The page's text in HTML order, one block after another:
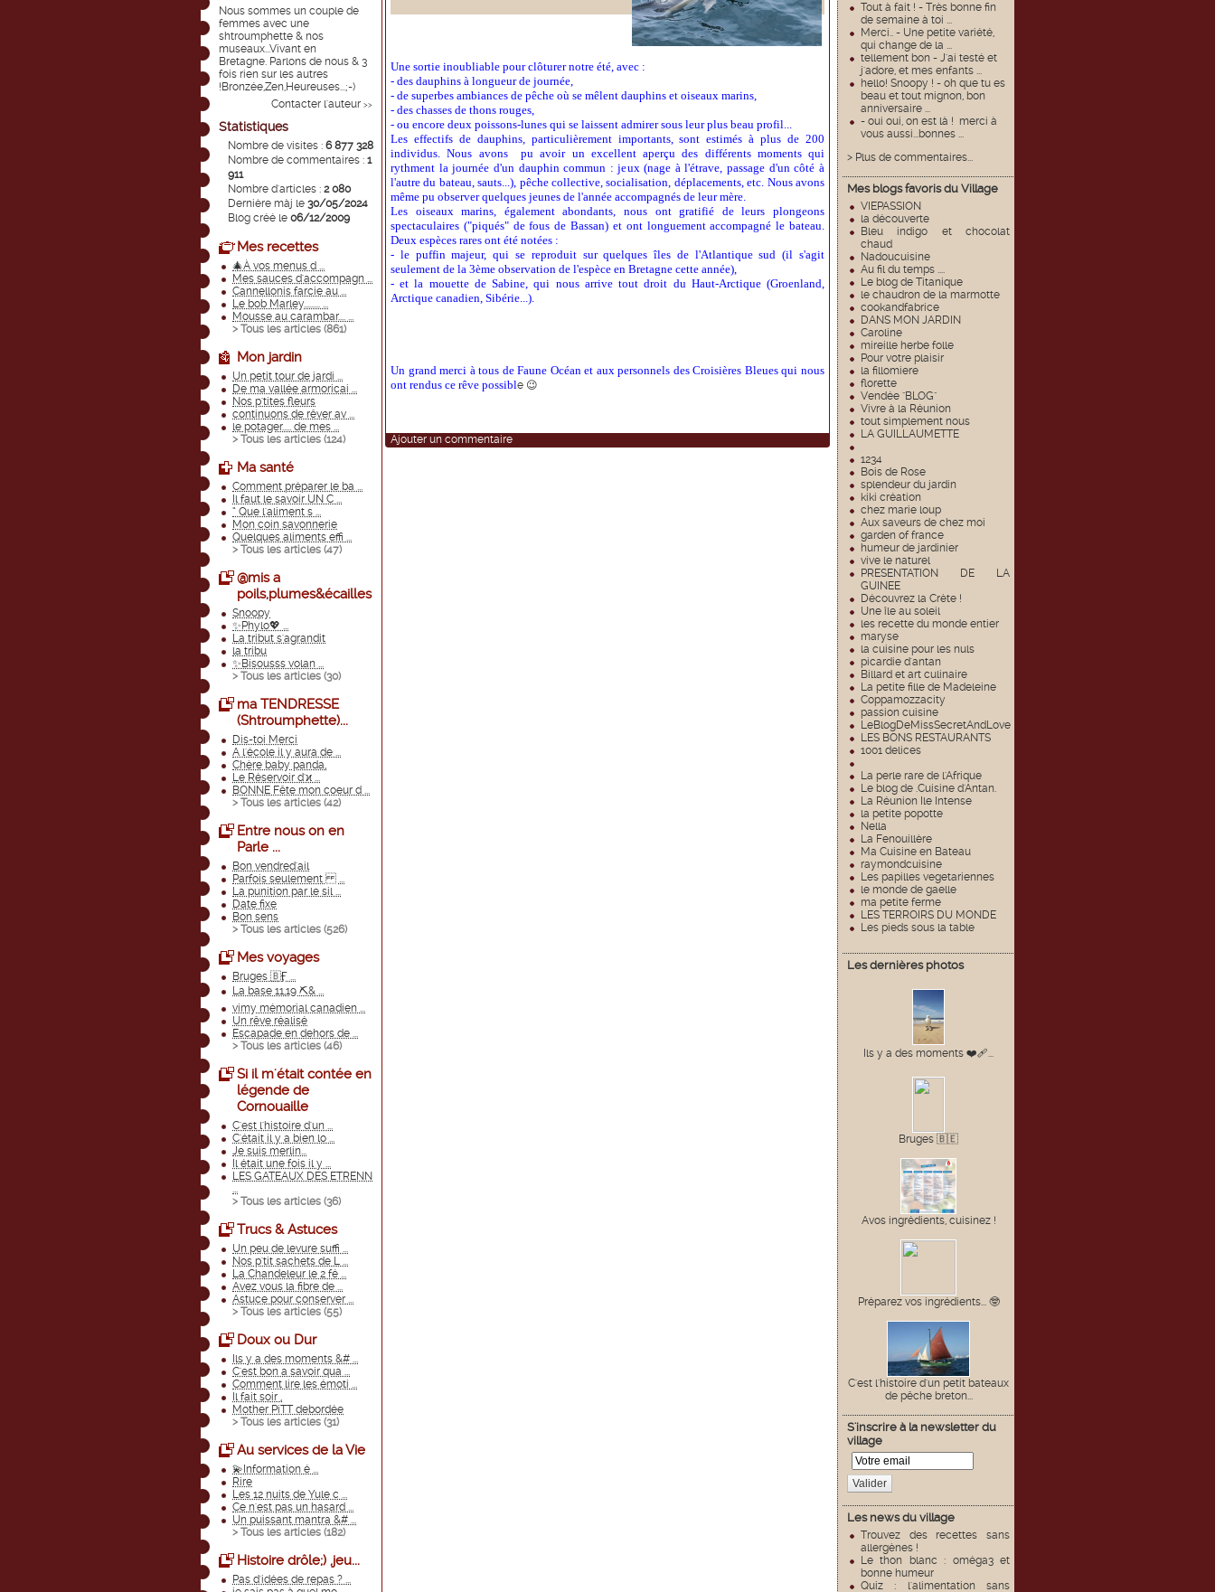
Tout à fait ! - Très bonne fin
de semaine à toi ...
Merci.. - Une petite variété,
qui change de la ...
tellement bon - J'ai testé et
j'adore, et mes enfants ...
hello! Snoopy ! - oh que tu es
beau et tout mignon, bon
anniversaire ...
- oui oui, on est là ! merci à
vous aussi...bonnes ...
> Plus de commentaires...
Mes blogs favoris du Village
VIEPASSION
la découverte
Bleu indigo et chocolat
chaud
Nadoucuisine
Au fil du temps ....
Le blog de Titanique
le chaudron de la marmotte
cookandfabrice
DANS MON JARDIN
Caroline
mireille herbe folle
Pour votre plaisir
la fillomiere
florette
Vendée "BLOG"
Vivre à la Réunion
tout simplement nous
LA GUILLAUMETTE
1234
Bois de Rose
splendeur du jardin
kiki création
chez marie loup
Aux saveurs de chez moi
garden of france
humeur de jardinier
vive le naturel
PRESENTATION DE LA
GUINEE
Découvrez la Crète !
Une île au soleil
les recette du monde entier
maryse
la cuisine pour les nuls
picardie d'antan
Billard et art culinaire
La petite fille de Madeleine
Coppamozzacity
passion cuisine
LeBlogDeMissSecretAndLove
LES BONS RESTAURANTS
1001 delices
La perle rare de l'Afrique
Le blog de .Cuisine d'Antan.
La Réunion Ile Intense
la petite popotte
Nella
La Fenouillère
Ma Cuisine en Bateau
raymondcuisine
Les papilles vegetariennes
le monde de gaelle
ma petite ferme
LES TERROIRS DU MONDE
Les pieds sous la table
Les dernières photos
Ils y a des moments ❤️🩹...
Bruges 🇧🇪
Avos ingrédients, cuisinez !
Préparez vos ingrédients... 🤓
C'est l'histoire d'un petit bateaux
de pêche breton...
S'inscrire à la newsletter du
village
Valider
Les news du village
Trouvez des recettes sans
allergènes !
Le thon blanc : oméga3 et
bonne humeur
Quiz : l'alimentation sans
Nous sommes un couple de
femmes avec une
shtroumphette & nos
museaux...Vivant en
Bretagne. Parlons de nous & 3
fois rien sur les autres
!Bronzée,Zen,Heureuses...;-)
Contacter l'auteur >>
Statistiques
Nombre de visites : 6 877 328
Nombre de commentaires : 1
911
Nombre d'articles : 2 080
Dernière màj le 30/05/2024
Blog créé le 06/12/2009
Mes recettes
🎄À vos menus d ...
Mes sauces d'accompagn ...
Cannellonis farcie au ...
Le bob Marley......... ...
Mousse au carambar.... ...
> Tous les articles (861)
Mon jardin
Un petit tour de jardi ...
De ma vallée armoricai ...
Nos p'tites fleurs
continuons de rêver av ...
le potager..... de mes ...
> Tous les articles (124)
Ma santé
Comment préparer le ba ...
Il faut le savoir UN C ...
“ Que l'aliment s ...
Mon coin savonnerie
Quelques aliments effi ...
> Tous les articles (47)
@mis a
poils,plumes&écailles
Snoopy
✨Phylo💖 ...
La tribut s'agrandit
la tribu
✨Bisousss volan ...
> Tous les articles (30)
ma TENDRESSE
(Shtroumphette)...
Dis-toi Merci
A l'école il y aura de ...
Chère baby panda,
Le Réservoir d'ϰ ...
BONNE Fête mon coeur d ...
> Tous les articles (42)
Entre nous on en
Parle ...
Bon vendred'ail
Parfois seulement ...
La punition par le sil ...
Date fixe
Bon sens
> Tous les articles (526)
Mes voyages
Bruges 🇧Ӻ ...
La base 11,19 ⛏& ...
vimy mémorial canadien ...
Un rêve réalisé
Escapade en dehors de ...
> Tous les articles (46)
Si il m'était contée en
légende de
Cornouaille
C'est l'histoire d'un ...
C'était il y a bien lo ...
Je suis merlin...
Il était une fois il y ...
LES GATEAUX DES ETRENN
...
> Tous les articles (36)
Trucs & Astuces
Un peu de levure suffi ...
Nos p'tit sachets de L ...
La Chandeleur le 2 fé ...
Avez vous la fibre de ...
Astuce pour conserver ...
> Tous les articles (55)
Doux ou Dur
Ils y a des moments &# ...
C'est bon a savoir qua ...
Comment lire les émoti ...
Il fait soir ,
Mother PiTT debordée
> Tous les articles (31)
Au services de la Vie
💫Information é ...
Rire
Les 12 nuits de Yule c ...
Ce n'est pas un hasard ...
Un puissant mantra &# ...
> Tous les articles (182)
Histoire drôle;) ,jeu...
Pas d'idées de repas ? ...
Une sortie inoubliable pour clôturer notre été, avec :
- des dauphins à longueur de journée,
- de superbes ambiances de pêche où se mêlent dauphins et oiseaux marins,
- des chasses de thons rouges,
- ou encore deux poissons-lunes qui se laissent admirer sous leur plus beau profil...
Les effectifs de dauphins, particulièrement importants, sont estimés à plus de 200
individus. Nous avons pu avoir un excellent aperçu des différents moments qui
rythment la journée d'un dauphin commun : jeux (nage à l'étrave, passage d'un côté à
l'autre du bateau, sauts...), pêche collective, socialisation, déplacements, etc. Nous avons
même pu observer quelques jeunes de l'année accompagnés de leur mère.
Les oiseaux marins, également abondants, nous ont gratifié de leurs plongeons
spectaculaires ("piqués" de fous de Bassan) et ont longuement accompagné le bateau.
Deux espèces rares ont été notées :
- le puffin majeur, qui se reproduit sur quelques îles de l'Atlantique sud (il s'agit
seulement de la 3ème observation de l'espèce en Bretagne cette année),
- et la mouette de Sabine, qui nous arrive tout droit du Haut-Arctique (Groenland,
Arctique canadien, Sibérie...).
Un grand merci à tous de Faune Océan et aux personnels des Croisières Bleues qui nous
ont rendus ce rêve possible 😉
Ajouter un commentaire